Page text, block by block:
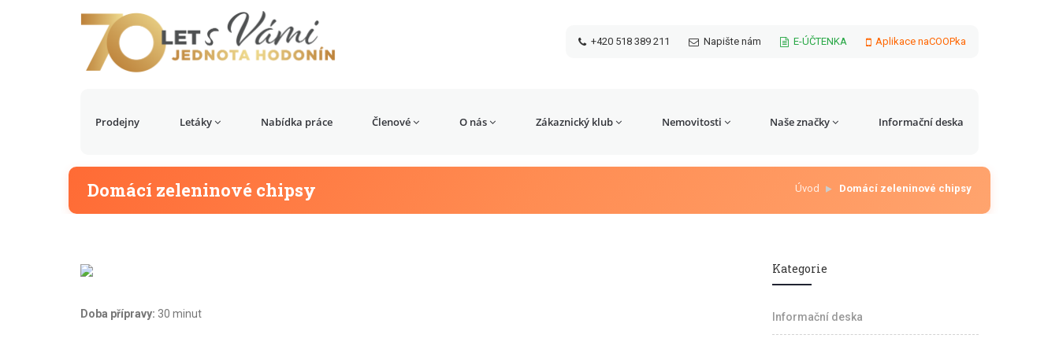
+420 518 389 211 Napište nám E-ÚČTENKA Aplikace naCOOPka
Prodejny Letáky Nabídka práce Členové O nás Zákaznický klub Nemovitosti Naše značky Informační deska
Domácí zeleninové chipsy Úvod Domácí zeleninové chipsy
Doba přípravy: 30 minut
Kategorie
Informační deska